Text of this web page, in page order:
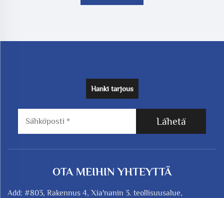
Hanki tarjous
Lähetä
OTA MEIHIN YHTEYTTÄ
Add: #803, Rakennus 4, Xia'nanin 3. teollisuusalue,